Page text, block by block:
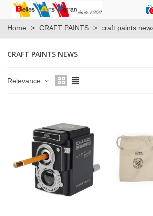
Home > CRAFT PAINTS > craft paints
CRAFT PAINTS NEWS
Relevance